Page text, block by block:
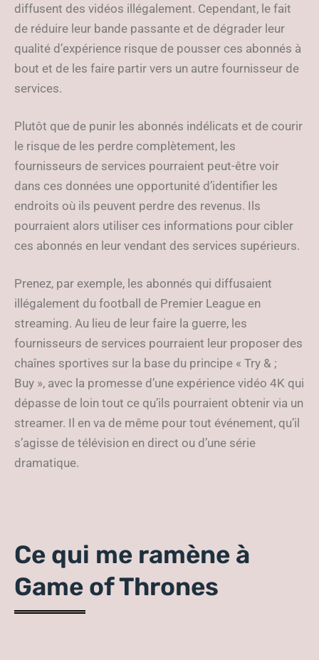
diffusent des vidéos illégalement. Cependant, le fait
de réduire leur bande passante et de dégrader leur
qualité d’expérience risque de pousser ces abonnés à
bout et de les faire partir vers un autre fournisseur de
services.
Plutôt que de punir les abonnés indélicats et de courir
le risque de les perdre complètement, les
fournisseurs de services pourraient peut-être voir
dans ces données une opportunité d’identifier les
endroits où ils peuvent perdre des revenus. Ils
pourraient alors utiliser ces informations pour cibler
ces abonnés en leur vendant des services supérieurs.
Prenez, par exemple, les abonnés qui diffusaient
illégalement du football de Premier League en
streaming. Au lieu de leur faire la guerre, les
fournisseurs de services pourraient leur proposer des
chaînes sportives sur la base du principe « Try & ;
Buy », avec la promesse d’une expérience vidéo 4K qui
dépasse de loin tout ce qu’ils pourraient obtenir via un
streamer. Il en va de même pour tout événement, qu’il
s’agisse de télévision en direct ou d’une série
dramatique.
Ce qui me ramène à
Game of Thrones